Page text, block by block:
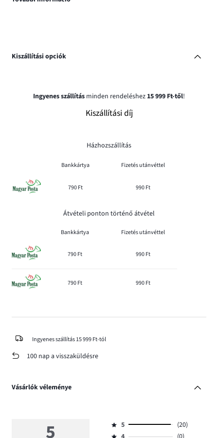
Kiszállítási opciók
Ingyenes szállítás minden rendeléshez 15 999 Ft-től!
Kiszállítási díj
Házhozszállítás
Bankkártya Fizetés utánvéttel
790 Ft 990 Ft
Átvételi ponton történő átvétel
Bankkártya Fizetés utánvéttel
790 Ft 990 Ft
790 Ft 990 Ft
Ingyenes szállítás 15 999 Ft-tól
100 nap a visszaküldésre
Vásárlók véleménye
5
Osztályzat
5
(20)